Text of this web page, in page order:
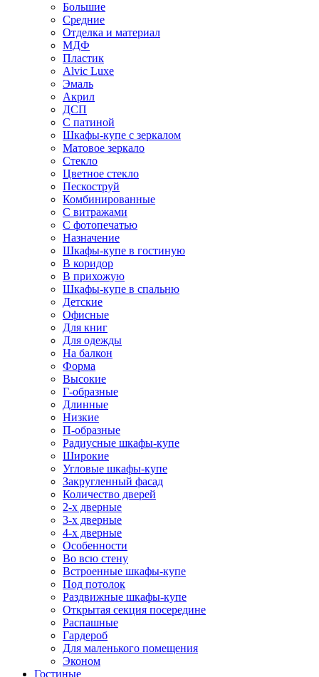
Большие
Средние
Отделка и материал
МДФ
Пластик
Alvic Luxe
Эмаль
Акрил
ДСП
С патиной
Шкафы-купе с зеркалом
Матовое зеркало
Стекло
Цветное стекло
Пескоструй
Комбинированные
С витражами
С фотопечатью
Назначение
Шкафы-купе в гостиную
В коридор
В прихожую
Шкафы-купе в спальню
Детские
Офисные
Для книг
Для одежды
На балкон
Форма
Высокие
Г-образные
Длинные
Низкие
П-образные
Радиусные шкафы-купе
Широкие
Угловые шкафы-купе
Закругленный фасад
Количество дверей
2-х дверные
3-х дверные
4-х дверные
Особенности
Во всю стену
Встроенные шкафы-купе
Под потолок
Раздвижные шкафы-купе
Открытая секция посередине
Распашные
Гардероб
Для маленького помещения
Эконом
Гостиные